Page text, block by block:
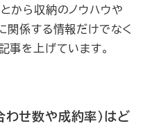
から収納のノウハウや
関係する情報だけでなく
事を上げています。
わせ数や成約率）はど